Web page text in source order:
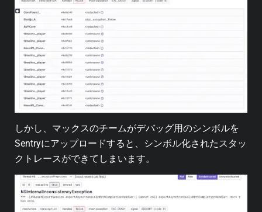
しかし、マックスのチームがデバッグ用のシンボルを
Sentryにアップロードすると、シンボル化されたスタッ
クトレースができてしまいます。